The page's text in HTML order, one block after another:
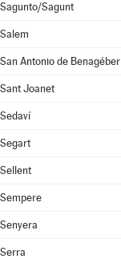
Sagunto/Sagunt
Salem
San Antonio de Benagéber
Sant Joanet
Sedaví
Segart
Sellent
Sempere
Senyera
Serra